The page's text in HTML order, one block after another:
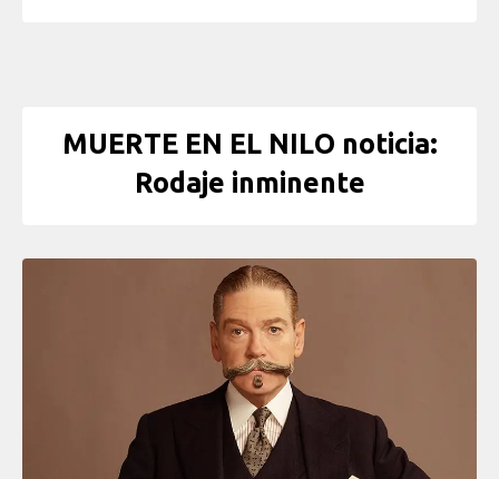
MUERTE EN EL NILO noticia:
Rodaje inminente